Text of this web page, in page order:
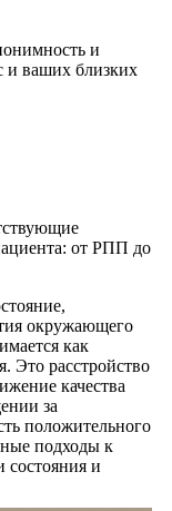
и
и ваших близких
от РПП до
окружающего
как
Это расстройство
качества
за
положительного
подходы к
состояния и